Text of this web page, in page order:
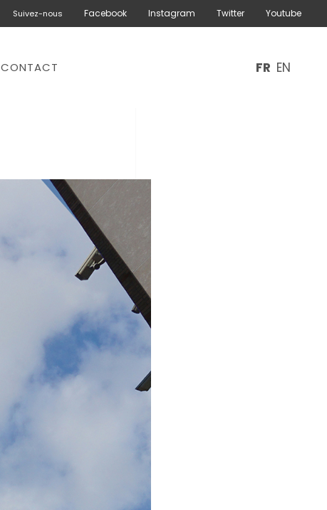
Suivez-nous Facebook Instagram Twitter Youtube
CONTACT FR EN